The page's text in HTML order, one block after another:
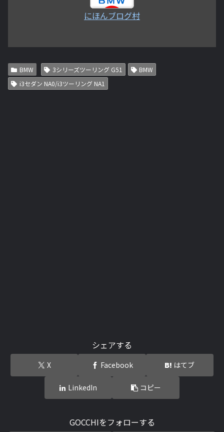
にほんブログ村
BMW 3シリーズツーリング G51
BMW
i3セダン NA0/i3ツーリング NA1
シェアする
X Facebook はてブ
LinkedIn コピー
GOCCHIをフォローする